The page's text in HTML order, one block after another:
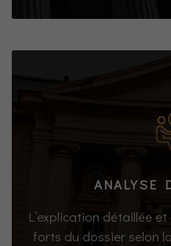
ANALYSE
L’explication détaillée
forts du dossier selon